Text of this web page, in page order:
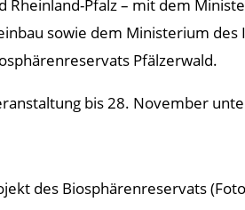
Pfalz – mit dem
sowie dem Ministerium
Pfälzerwald.
bis 28. November
des Biosphärenreservats